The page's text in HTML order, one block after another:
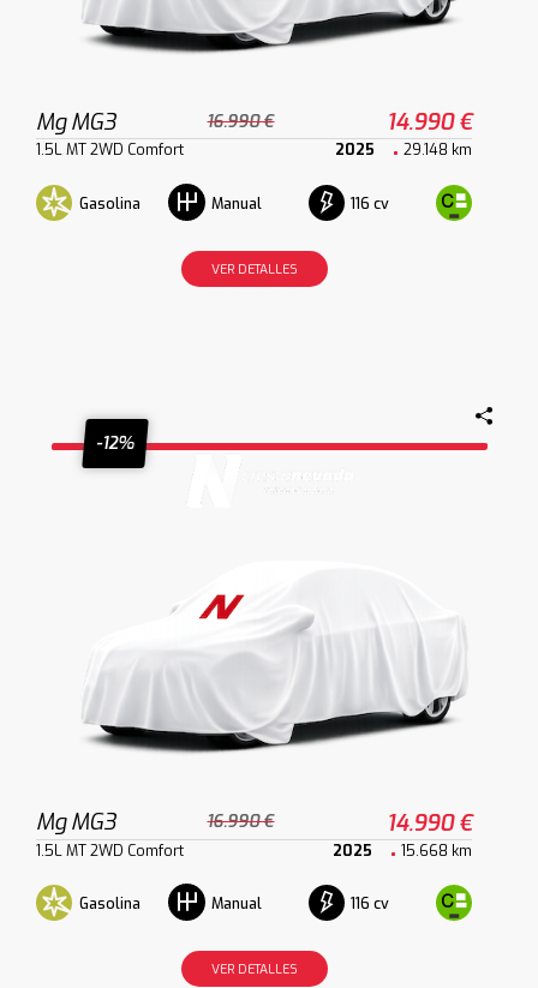
Mg MG3 16.990 € 14.990 €
1.5L MT 2WD Comfort 2025 29.148 km
Gasolina Manual 116 cv
VER DETALLES
-12%
Mg MG3 16.990 € 14.990 €
1.5L MT 2WD Comfort 2025 15.668 km
Gasolina Manual 116 cv
VER DETALLES